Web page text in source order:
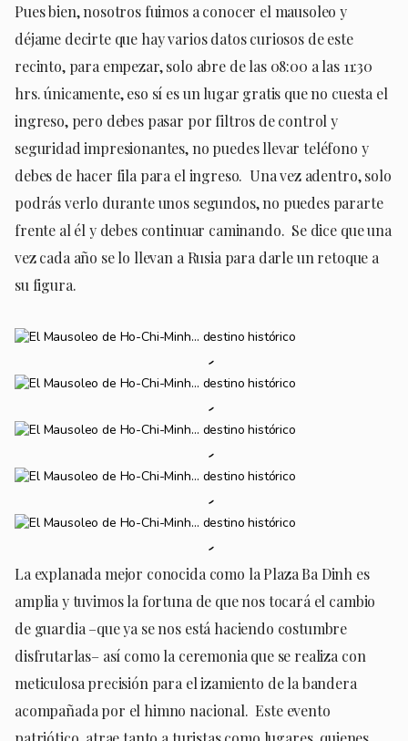
Pues bien, nosotros fuimos a conocer el mausoleo y
déjame decirte que hay varios datos curiosos de este
recinto, para empezar, solo abre de las 08:00 a las 11:30
hrs. únicamente, eso sí es un lugar gratis que no cuesta el
ingreso, pero debes pasar por filtros de control y
seguridad impresionantes, no puedes llevar teléfono y
debes de hacer fila para el ingreso. Una vez adentro, solo
podrás verlo durante unos segundos, no puedes pararte
frente al él y debes continuar caminando. Se dice que una
vez cada año se lo llevan a Rusia para darle un retoque a
su figura.
La explanada mejor conocida como la Plaza Ba Dinh es
amplia y tuvimos la fortuna de que nos tocará el cambio
de guardia –que ya se nos está haciendo costumbre
disfrutarlas– así como la ceremonia que se realiza con
meticulosa precisión para el izamiento de la bandera
acompañada por el himno nacional. Este evento